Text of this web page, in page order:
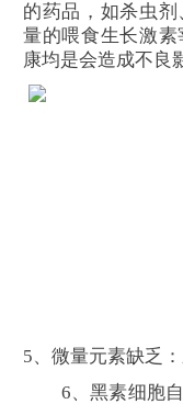
的药品，如杀虫
量的喂食生长激
康均是会造成不良
5、微量元素缺乏
6、黑素细胞自